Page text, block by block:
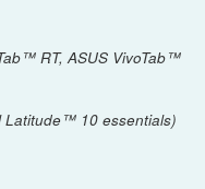
RT, ASUS VivoTab™
10 essentials)